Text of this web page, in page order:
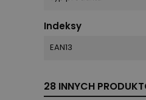
Indeksy
EAN13
28 INNYCH